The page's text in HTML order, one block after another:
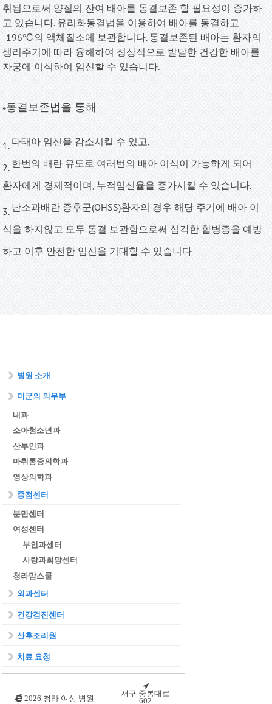
취됨으로써 양질의 잔여 배아를 동결보존 할 필요성이 증가하
고 있습니다. 유리화동결법을 이용하여 배아를 동결하고
-196℃의 액체질소에 보관합니다. 동결보존된 배아는 환자의
생리주기에 따라 융해하여 정상적으로 발달한 건강한 배아를
자궁에 이식하여 임신할 수 있습니다.
*동결보존법을 통해
1. 다태아 임신을 감소시킬 수 있고,
2. 한번의 배란 유도로 여러번의 배아 이식이 가능하게 되어
환자에게 경제적이며, 누적임신율을 증가시킬 수 있습니다.
3. 난소과배란 증후군(OHSS)환자의 경우 해당 주기에 배아 이
식을 하지않고 모두 동결 보관함으로써 심각한 합병증을 예방
하고 이후 안전한 임신을 기대할 수 있습니다
병원 소개
미군의 의무부
내과
소아청소년과
산부인과
마취통증의학과
영상의학과
중점센터
분만센터
여성센터
부인과센터
사랑과희망센터
청라맘스쿨
외과센터
건강검진센터
산후조리원
치료 요청
2026 청라 여성 병원
서구 중봉대로
602